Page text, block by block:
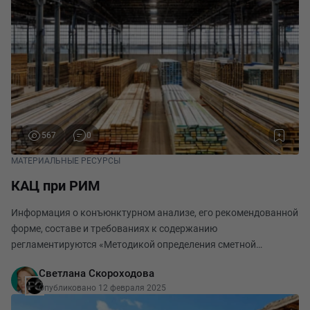
567 0
МАТЕРИАЛЬНЫЕ РЕСУРСЫ
КАЦ при РИМ
Информация о конъюнктурном анализе, его рекомендованной
форме, составе и требованиях к содержанию
регламентируются «Методикой определения сметной
ремонта, сноса объектов капитального строительства, работ
по
Светлана Скороходова
Опубликовано 12 февраля 2025